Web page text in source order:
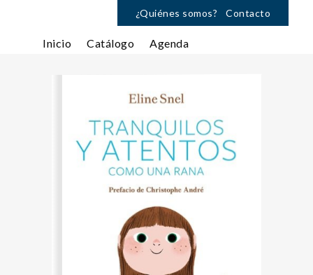
¿Quiénes somos? Contacto
Inicio Catálogo Agenda